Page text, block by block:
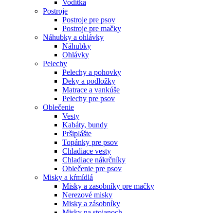
Vodítka
Postroje
Postroje pre psov
Postroje pre mačky
Náhubky a ohlávky
Náhubky
Ohlávky
Pelechy
Pelechy a pohovky
Deky a podložky
Matrace a vankúše
Pelechy pre psov
Oblečenie
Vesty
Kabáty, bundy
Pršiplášte
Topánky pre psov
Chladiace vesty
Chladiace nákrčníky
Oblečenie pre psov
Misky a kŕmídlá
Misky a zasobníky pre mačky
Nerezové misky
Misky a zásobníky